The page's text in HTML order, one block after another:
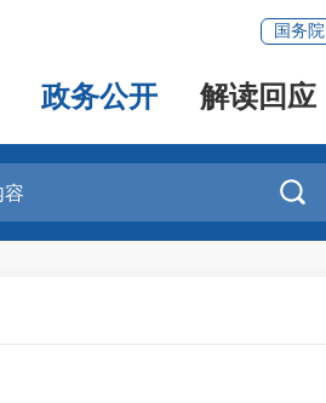
国务院
政务公开 解读回应
